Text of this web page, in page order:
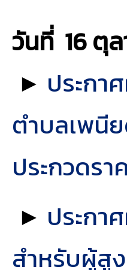
วันที่ 16 ตุ
► ประกา
ตำบลเพนี
ประกวดร
► ประกา
สำหรับผู้สู